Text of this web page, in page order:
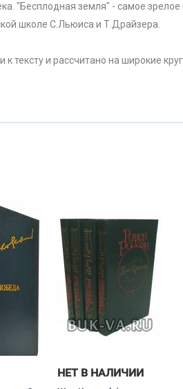
"Бесплодная земля" - самое
школе С.Льюиса и Т.Драйзера.
тексту и рассчитано на широкие
НЕТ В НАЛИЧИИ